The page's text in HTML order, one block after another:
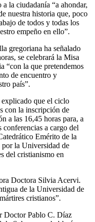
la ciudadanía “a ahondar,
nuestra historia que, poco
de todos y todas los
empeño en ello”.
gregoriana ha señalado
se celebrará la Misa
“con la que pretendemos
de encuentro y
país”.
que el ciclo
con la inscripción de
a las 16,45 horas para, a
conferencias a cargo del
Emérito de la
la Universidad de
del cristianismo en
Doctora Silvia Acervi.
de la Universidad de
cristianos”.
Doctor Pablo C. Díaz